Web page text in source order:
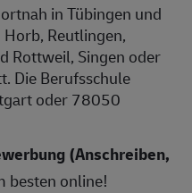
in Tübingen und
Reutlingen,
Rottweil, Singen oder
Die Berufsschule
oder 78050
(Anschreiben,
besten online!